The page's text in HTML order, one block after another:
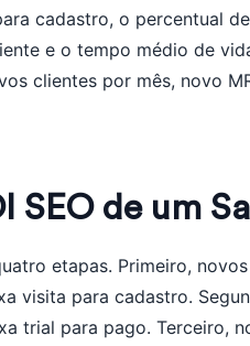
cadastro, o percentual
e o tempo médio de
clientes por mês, novo
SEO de um
etapas. Primeiro,
visita para cadastro.
trial para pago. Terceiro,